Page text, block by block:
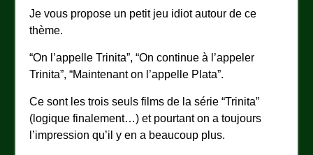
Je vous propose un petit jeu idiot autour de ce
thème.
“On l’appelle Trinita”, “On continue à l’appeler
Trinita”, “Maintenant on l’appelle Plata”.
Ce sont les trois seuls films de la série “Trinita”
(logique finalement…) et pourtant on a toujours
l’impression qu’il y en a beaucoup plus.